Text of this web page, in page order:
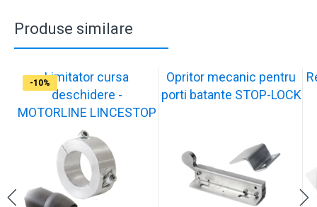
Produse similare
-12%Limitator cursa
deschidere -
MOTORLINE LINCESTOP
-10%
Opritor mecanic pentru
porti batante STOP-LOCK
-10%
-11%
-10%
-11%
-9%
-10%
-11%
-10%